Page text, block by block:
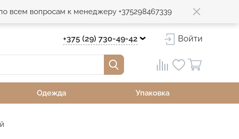
всем вопросам к менеджеру +375298467339
+375 (29) 730-49-42 Войти
Одежда Упаковка